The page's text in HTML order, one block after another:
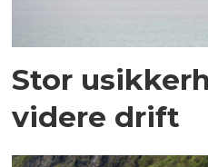
Stor
videre drift